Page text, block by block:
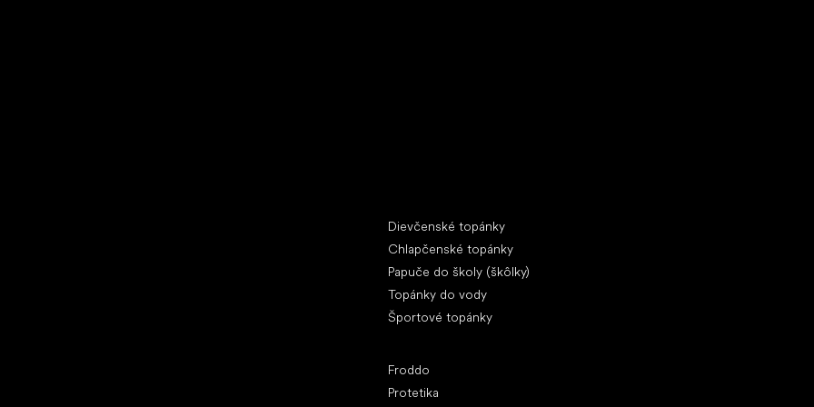
Dievčenské topánky
Chlapčenské topánky
Papuče do školy (škôlky)
Topánky do vody
Športové topánky
Froddo
Protetika